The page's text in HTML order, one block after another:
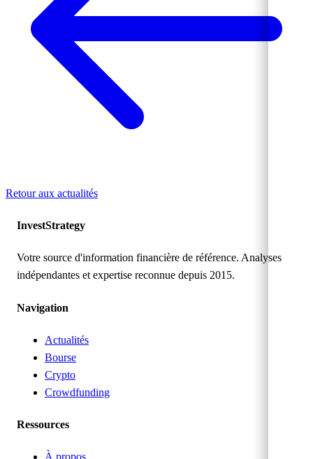
Retour aux actualités
InvestStrategy
Votre source d'information financière de référence. Analyses
indépendantes et expertise reconnue depuis 2015.
Navigation
Actualités
Bourse
Crypto
Crowdfunding
Ressources